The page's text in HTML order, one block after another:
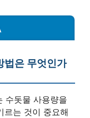
법은 무엇인가
수돗물 사용량을
르는 것이 중요해